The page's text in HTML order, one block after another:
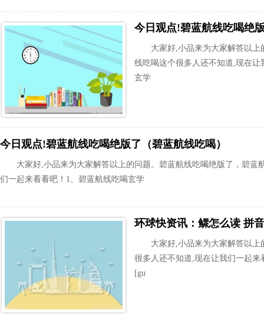
今日观点!碧蓝航线吃喝绝
大家好,小品来为大家解答以
线吃喝这个很多人还不知道,现在
玄学
今日观点!碧蓝航线吃喝绝版了（碧蓝航线吃喝）
大家好,小品来为大家解答以上的问题。碧蓝航线吃喝绝版了，碧蓝
们一起来看看吧！1、碧蓝航线吃喝玄学
环球快资讯：鳏怎么读 拼
大家好,小品来为大家解答以
很多人还不知道,现在让我们一起
[gu